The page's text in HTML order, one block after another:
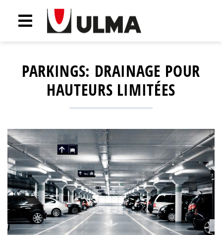
PARKINGS: DRAINAGE POUR
HAUTEURS LIMITÉES